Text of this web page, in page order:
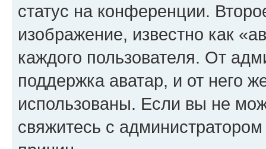
статус на конференции.
изображение, известно как
каждого пользователя. От
поддержка аватар, и от него
использованы. Если вы не
свяжитесь с